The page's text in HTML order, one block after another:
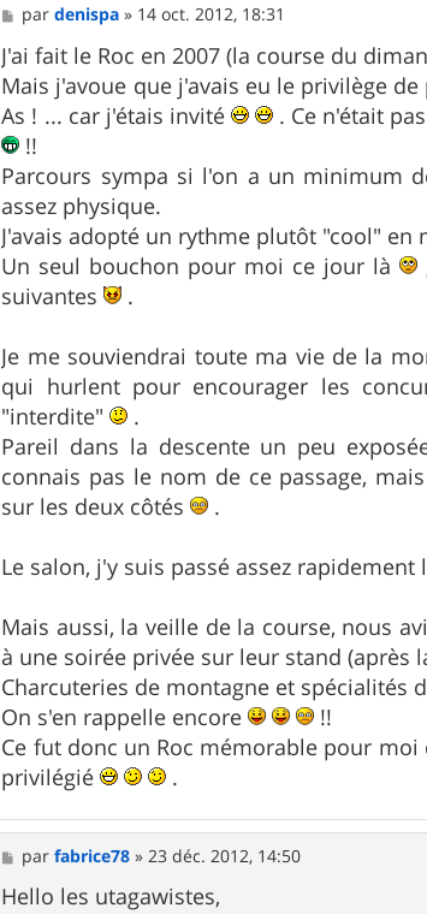
M
e
s
s
a
g
e
pardenispa » 14 oct. 2012, 18:31
J'ai fait le Roc en 2007 (la course du
Mais j'avoue que j'avais eu le privilège
As ! ... car j'étais invité
. Ce n'était
!!
Parcours sympa si l'on a un minimum
assez physique.
J'avais adopté un rythme plutôt "cool"
Un seul bouchon pour moi ce jour là
suivantes
.
Je me souviendrai toute ma vie de la
qui hurlent pour encourager les
"interdite"
.
Pareil dans la descente un peu
connais pas le nom de ce passage,
sur les deux côtés
.
Le salon, j'y suis passé assez
Mais aussi, la veille de la course, nous
à une soirée privée sur leur stand
Charcuteries de montagne et spécialités
On s'en rappelle encore
!!
Ce fut donc un Roc mémorable pour
privilégié
.
M
e
s
parfabrice78 » 23 déc. 2012, 14:50
Hello les utagawistes,